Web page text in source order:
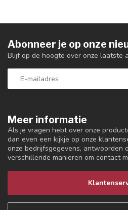
Meer informatie
Als je vragen hebt over onze
dan even een kijkje op onze
onze bedrijfsgegevens, antwoorden
verschillende manieren om contact
Abonneer je op onze
Blijf op de hoogte over onze laatste